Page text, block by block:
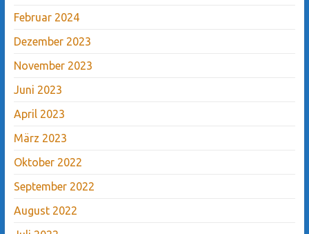
Februar 2024
Dezember 2023
November 2023
Juni 2023
April 2023
März 2023
Oktober 2022
September 2022
August 2022